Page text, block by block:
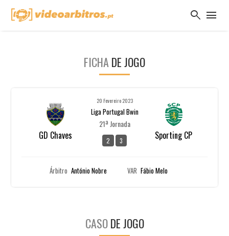
search menu
FICHA DE JOGO
GD Chaves
20 Fevereiro 2023
Liga Portugal Bwin
21ª Jornada
2 3 Sporting CP
Árbitro António Nobre VAR Fábio Melo
CASODE JOGO